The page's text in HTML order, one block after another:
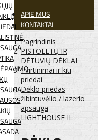
APIE MUS
KONTAKTAI
Pagrindinis
PISTOLETŲ IR
DĖTUVIŲ DĖKLAI
Tvirtinimai ir kiti
priedai
Dėklo priedas
žibintuvėlio / lazerio
apsauga
LIGHTHOUSE II